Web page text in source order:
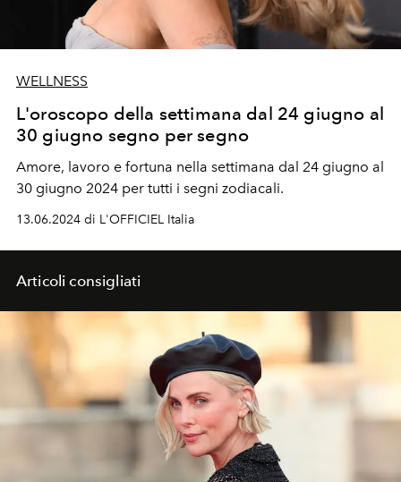
WELLNESS
L'oroscopo della settimana dal 24 giugno al
30 giugno segno per segno
Amore, lavoro e fortuna nella settimana dal 24 giugno al
30 giugno 2024 per tutti i segni zodiacali.
13.06.2024 di L'OFFICIEL Italia
Articoli consigliati